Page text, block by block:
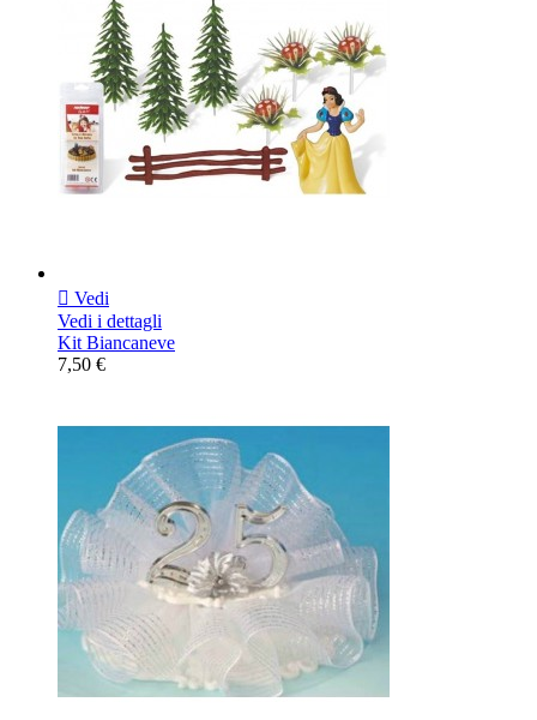
 Vedi
Vedi i dettagli
Kit Biancaneve
7,50 €